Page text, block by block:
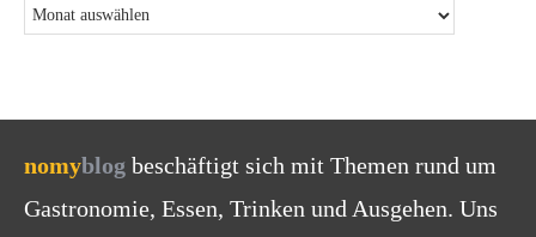
nomyblog beschäftigt sich mit Themen rund um
Gastronomie, Essen, Trinken und Ausgehen. Uns